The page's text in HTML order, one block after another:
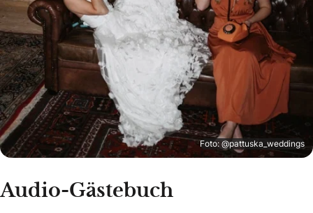
Foto: @pattuska_weddings
Audio-Gästebuch